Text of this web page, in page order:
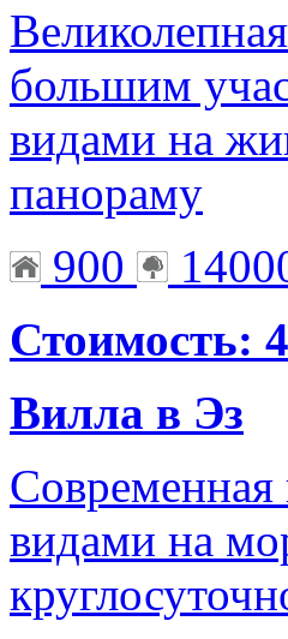
большим
видами на
панораму
900
Стоимость:
Вилла в Эз
видами на